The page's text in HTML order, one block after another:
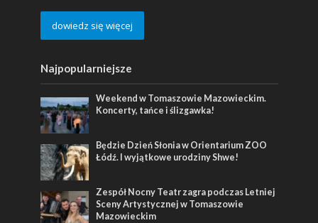
dowiedz się więcej
Najpopularniejsze
Weekend w Tomaszowie Mazowieckim.
Koncerty, tańce i ślizgawka!
Będzie Dzień Słonia w Orientarium ZOO
Łódź. I wyjątkowe urodziny Shwe!
Zespół Nocny Teatr zagra podczas Letniej
Sceny Artystycznej w Tomaszowie
Mazowieckim